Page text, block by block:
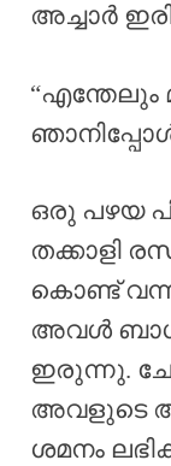
അച്ചാർ
“എന്തേലും
ഒരു പഴയ
തക്കാളി
കൊണ്ട്
അവൾ ബാഗ്
ഇരുന്നു.
അവളുടെ
ശമനം